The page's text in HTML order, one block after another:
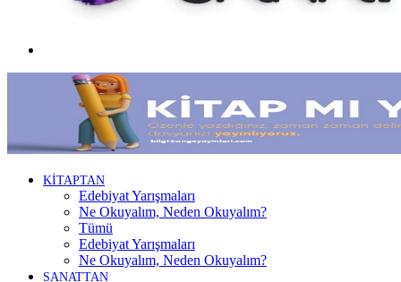
KİTAPTAN
Edebiyat Yarışmaları
Ne Okuyalım, Neden Okuyalım?
Tümü
Edebiyat Yarışmaları
Ne Okuyalım, Neden Okuyalım?
SANATTAN